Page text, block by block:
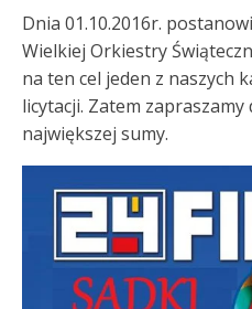
Dnia 01.10.2016r.
Wielkiej Orkiestry
na ten cel jeden z naszych
licytacji. Zatem
największej sumy.